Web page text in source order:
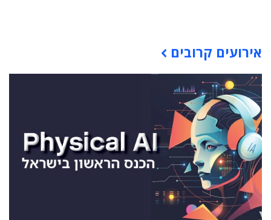
אירועים קרובים